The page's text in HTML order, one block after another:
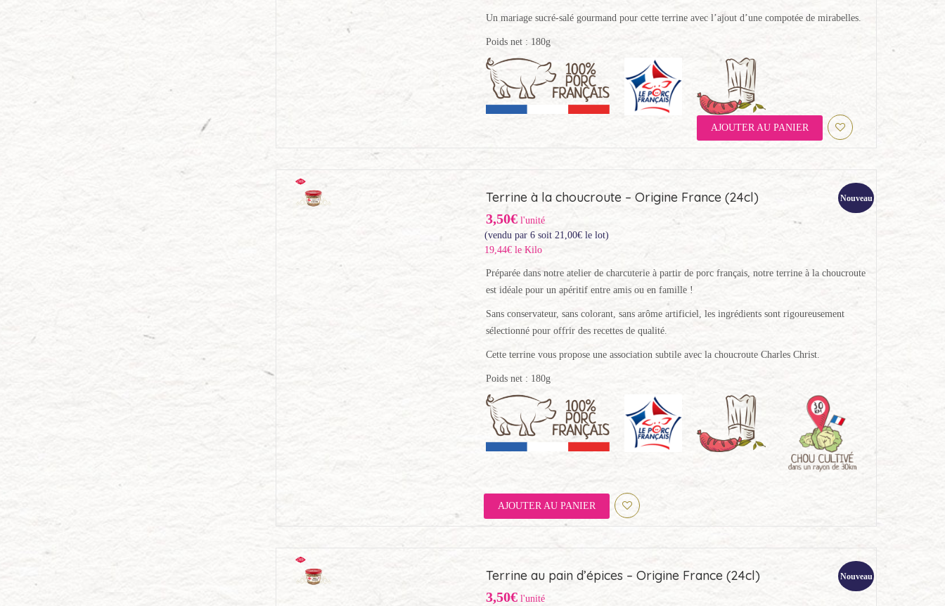
Un mariage sucré-salé gourmand pour cette terrine avec l’ajout d’une compotée de mirabelles.
Poids net : 180g
AJOUTER AU PANIER
Nouveau
Terrine à la choucroute – Origine France (24cl)
3,50€l'unité
(vendu par 6 soit 21,00€le lot)
19,44€ le Kilo
Préparée dans notre atelier de charcuterie à partir de porc français, notre terrine à la choucroute
est idéale pour un apéritif entre amis ou en famille !
Sans conservateur, sans colorant, sans arôme artificiel, les ingrédients sont rigoureusement
sélectionné pour offrir des recettes de qualité.
Cette terrine vous propose une association subtile avec la choucroute Charles Christ.
Poids net : 180g
AJOUTER AU PANIER
Nouveau
Terrine au pain d’épices – Origine France (24cl)
3,50€l'unité